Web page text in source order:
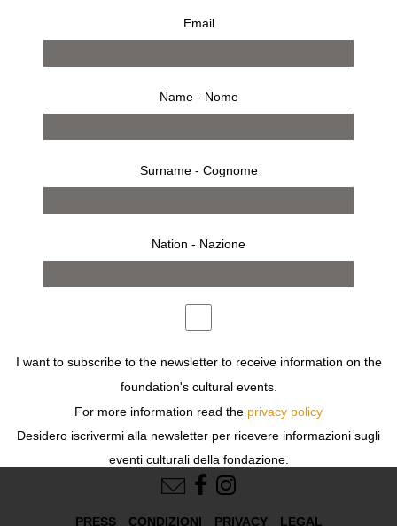
FOLLOW US
PRESS CONDIZIONI PRIVACY LEGAL
Email
Name - Nome
Surname - Cognome
Nation - Nazione
I want to subscribe to the newsletter to receive information on the
foundation's cultural events.
For more information read the privacy policy
Desidero iscrivermi alla newsletter per ricevere informazioni sugli
eventi culturali della fondazione.
Per ulteriori informazioni leggi